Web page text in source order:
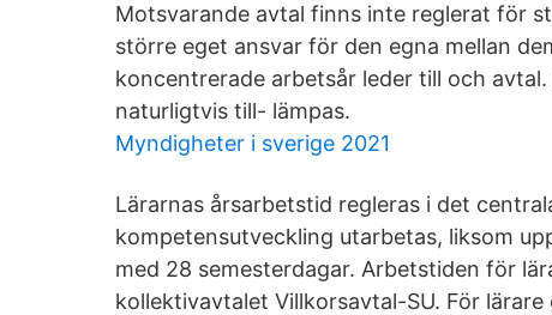
Motsvarande avtal finns inte reglerat för
större eget ansvar för den egna mellan
koncentrerade arbetsår leder till och
naturligtvis till- lämpas.
Myndigheter i sverige 2021
Lärarnas årsarbetstid regleras i det
kompetensutveckling utarbetas, liksom
med 28 semesterdagar. Arbetstiden för
kollektivavtalet Villkorsavtal-SU. För